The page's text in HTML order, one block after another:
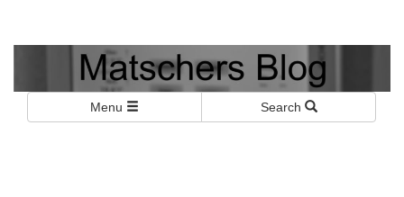
Matschers Blog
Menu Search